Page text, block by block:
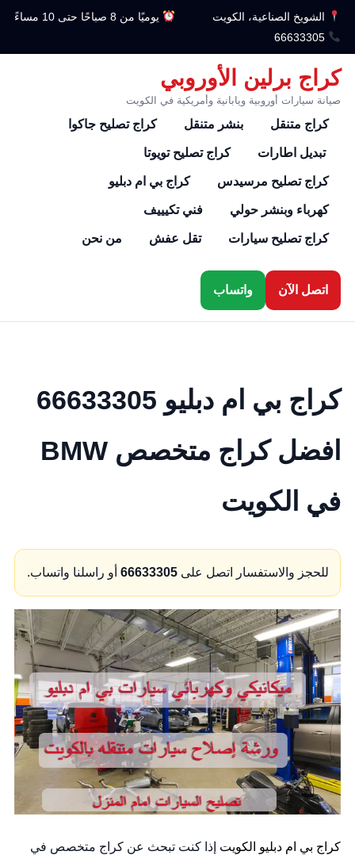
الشويخ الصناعية، الكويت
يوميًا من 8 صباحًا حتى 10 مساءً
66633305
كراج برلين الأوروبي
صيانة سيارات أوروبية ويابانية وأمريكية في الكويت
كراج متنقل بنشر متنقل كراج تصليح جاكوا
تبديل اطارات كراج تصليح تويوتا
كراج تصليح مرسيدس كراج بي ام دبليو
كهرباء وبنشر حولي فني تكيييف
كراج تصليح سيارات تقل عفش من نحن
اتصل الآن واتساب
كراج بي ام دبليو 66633305
افضل كراج متخصص BMW
في الكويت
للحجز والاستفسار اتصل على 66633305أو راسلنا واتساب.
كراج بي ام دبليو الكويت إذا كنت تبحث عن كراج متخصص في